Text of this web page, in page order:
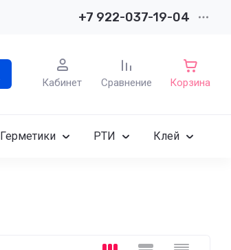
+7 922-037-19-04
Кабинет Сравнение Корзина
Герметики РТИ Клей